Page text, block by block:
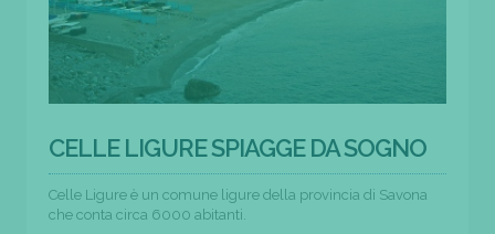
CELLE LIGURE SPIAGGE DA SOGNO
Celle Ligure è un comune ligure della provincia di Savona
che conta circa 6000 abitanti.